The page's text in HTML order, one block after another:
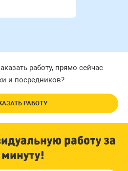
работу, прямо сейчас
и посредников?
РАБОТУ
работу за